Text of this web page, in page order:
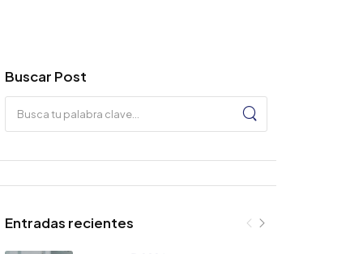
Buscar Post
Entradas recientes